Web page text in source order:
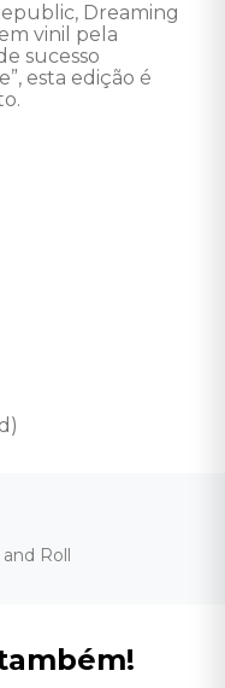
Dreaming
vinil pela
sucesso
esta edição é
Roll